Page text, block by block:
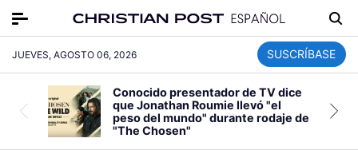
JUEVES, AGOSTO 06, 2026 SUSCRÍBASE
Conocido presentador de TV dice
que Jonathan Roumie llevó "el
peso del mundo" durante rodaje de
"The Chosen"